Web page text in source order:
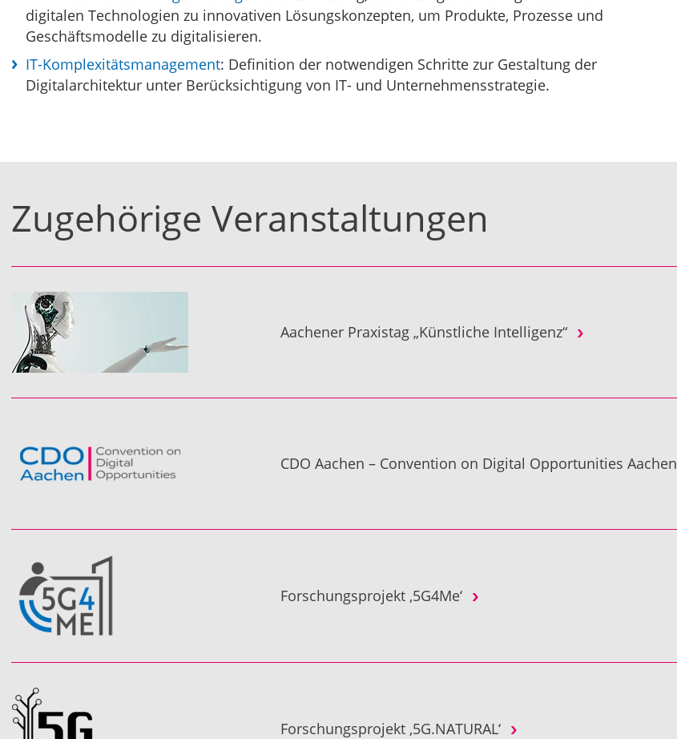
digitalen Technologien zu innovativen Lösungskonzepten, um Produkte, Prozesse und
Geschäftsmodelle zu digitalisieren.
IT-Komplexitätsmanagement: Definition der notwendigen Schritte zur Gestaltung der
Digitalarchitektur unter Berücksichtigung von IT- und Unternehmensstrategie.
Zugehörige Veranstaltungen
Aachener Praxistag „Künstliche Intelligenz“
CDO Aachen – Convention on Digital Opportunities Aachen
Forschungsprojekt ‚5G4Me‘
Forschungsprojekt ‚5G.NATURAL‘